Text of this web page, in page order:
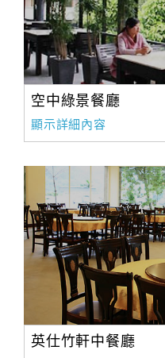
空中綠景餐廳
顯示詳細內容
英仕竹軒中餐廳